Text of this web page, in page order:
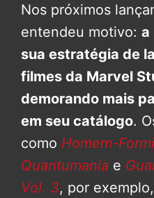
Nos próximos
entendeu motivo: a
sua estratégia de
filmes da Marvel
demorando mais
em seu catálogo.
como Homem-
Quantumania e
Vol. 3, por